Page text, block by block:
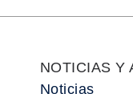
NOTICIAS Y
Noticias